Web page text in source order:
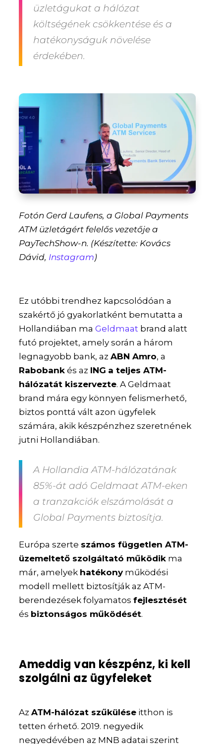
üzletágukat a hálózat
költségének csökkentése és a
hatékonyságuk növelése
érdekében.
Fotón Gerd Laufens, a Global Payments
ATM üzletágért felelős vezetője a
PayTechShow-n. (Készítette: Kovács
Dávid, Instagram)
Ez utóbbi trendhez kapcsolódóan a
szakértő jó gyakorlatként bemutatta a
Hollandiában maGeldmaat brand alatt
futó projektet, amely során a három
legnagyobb bank, azABN Amro, a
Rabobank és az ING a teljes ATM-
hálózatát kiszervezte. A Geldmaat
brand mára egy könnyen felismerhető,
biztos ponttá vált azon ügyfelek
számára, akik készpénzhez szeretnének
jutni Hollandiában.
A Hollandia ATM-hálózatának
85%-át adó Geldmaat ATM-eken
a tranzakciók elszámolását a
Global Payments biztosítja.
Európa szerte számos független ATM-
üzemeltető szolgáltató működik ma
már, amelyek hatékonyműködési
modell mellett biztosítják az ATM-
berendezések folyamatosfejlesztését
és biztonságos működését.
Ameddig van készpénz, ki kell
szolgálni az ügyfeleket
AzATM-hálózat szűkülése itthon is
tetten érhető. 2019. negyedik
negyedévében az MNB adatai szerint